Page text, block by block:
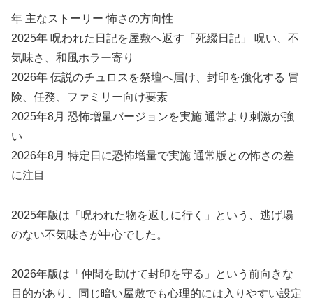
年 主なストーリー 怖さの方向性
2025年 呪われた日記を屋敷へ返す「死綴日記」 呪い、不
気味さ、和風ホラー寄り
2026年 伝説のチュロスを祭壇へ届け、封印を強化する 冒
険、任務、ファミリー向け要素
2025年8月 恐怖増量バージョンを実施 通常より刺激が強
い
2026年8月 特定日に恐怖増量で実施 通常版との怖さの差
に注目
2025年版は「呪われた物を返しに行く」という、逃げ場
のない不気味さが中心でした。
2026年版は「仲間を助けて封印を守る」という前向きな
目的があり、同じ暗い屋敷でも心理的には入りやすい設定